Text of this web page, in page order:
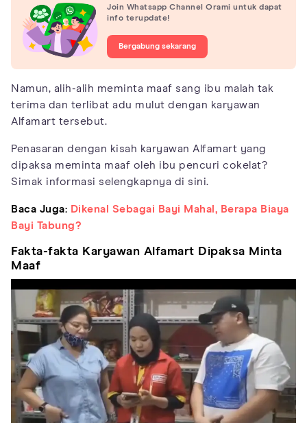
Join Whatsapp Channel Orami untuk dapat
info terupdate!
Bergabung sekarang
Namun, alih-alih meminta maaf sang ibu malah tak
terima dan terlibat adu mulut dengan karyawan
Alfamart tersebut.
Penasaran dengan kisah karyawan Alfamart yang
dipaksa meminta maaf oleh ibu pencuri cokelat?
Simak informasi selengkapnya di sini.
Baca Juga: Dikenal Sebagai Bayi Mahal, Berapa Biaya
Bayi Tabung?
Fakta-fakta Karyawan Alfamart Dipaksa Minta
Maaf